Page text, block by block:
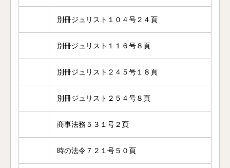
別冊ジュリスト１０４号２４頁
別冊ジュリスト１１６号８頁
別冊ジュリスト２４５号１８頁
別冊ジュリスト２５４号８頁
商事法務５３１号２頁
時の法令７２１号５０頁